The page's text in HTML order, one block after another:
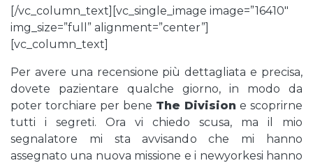
[/vc_column_text][vc_single_image image=”16410″
img_size=”full” alignment=”center”]
[vc_column_text]
Per avere una recensione più dettagliata e precisa,
dovete pazientare qualche giorno, in modo da
poter torchiare per bene The Division e scoprirne
tutti i segreti. Ora vi chiedo scusa, ma il mio
segnalatore mi sta avvisando che mi hanno
assegnato una nuova missione e i newyorkesi hanno